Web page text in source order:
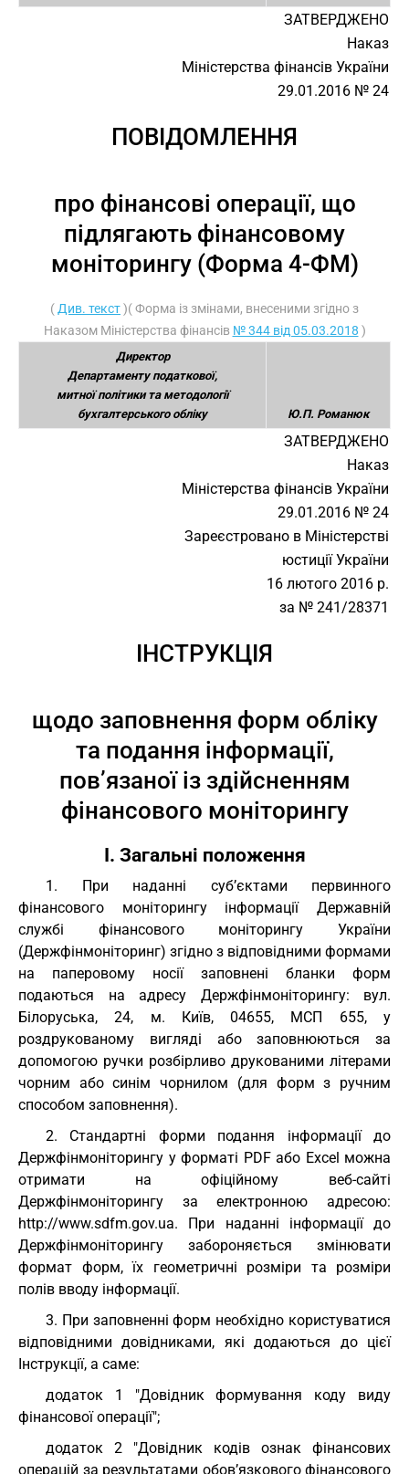
ЗАТВЕРДЖЕНО
Наказ
Міністерства фінансів України
29.01.2016 № 24
ПОВІДОМЛЕННЯ
про фінансові операції, що
підлягають фінансовому
моніторингу (Форма 4-ФМ)
( Див. текст)( Форма із змінами, внесеними згідно з
Наказом Міністерства фінансів № 344 від 05.03.2018 )
Директор
Департаменту податкової,
митної політики та методології
бухгалтерського обліку
Ю.П. Романюк
ЗАТВЕРДЖЕНО
Наказ
Міністерства фінансів України
29.01.2016 № 24
Зареєстровано в Міністерстві
юстиції України
16 лютого 2016 р.
за № 241/28371
ІНСТРУКЦІЯ
щодо заповнення форм обліку
та подання інформації,
пов’язаної із здійсненням
фінансового моніторингу
I. Загальні положення
1. При наданні суб’єктами первинного
фінансового моніторингу інформації Державній
службі фінансового моніторингу України
(Держфінмоніторинг) згідно з відповідними формами
на паперовому носії заповнені бланки форм
подаються на адресу Держфінмоніторингу: вул.
Білоруська, 24, м. Київ, 04655, МСП 655, у
роздрукованому вигляді або заповнюються за
допомогою ручки розбірливо друкованими літерами
чорним або синім чорнилом (для форм з ручним
способом заповнення).
2. Стандартні форми подання інформації до
Держфінмоніторингу у форматі PDF або Excel можна
отримати на офіційному веб-сайті
Держфінмоніторингу за електронною адресою:
http://www.sdfm.gov.ua. При наданні інформації до
Держфінмоніторингу забороняється змінювати
формат форм, їх геометричні розміри та розміри
полів вводу інформації.
3. При заповненні форм необхідно користуватися
відповідними довідниками, які додаються до цієї
Інструкції, а саме:
додаток 1 "Довідник формування коду виду
фінансової операції";
додаток 2 "Довідник кодів ознак фінансових
операцій за результатами обов’язкового фінансового